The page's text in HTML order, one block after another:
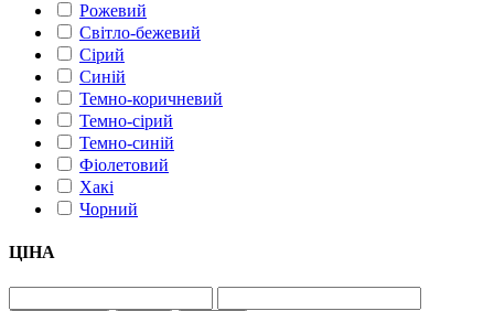
Рожевий
Світло-бежевий
Сірий
Синій
Темно-коричневий
Темно-сірий
Темно-синій
Фіолетовий
Хакі
Чорний
ЦІНА